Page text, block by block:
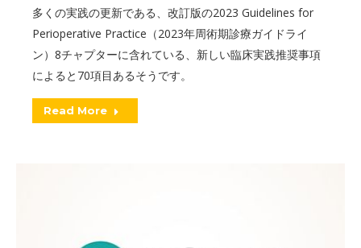
多くの実践の更新である、改訂版の2023 Guidelines for
Perioperative Practice（2023年周術期診療ガイドライ
ン）8チャプターに含れている、新しい臨床実践推奨事項
によると70項目あるそうです。
Read More